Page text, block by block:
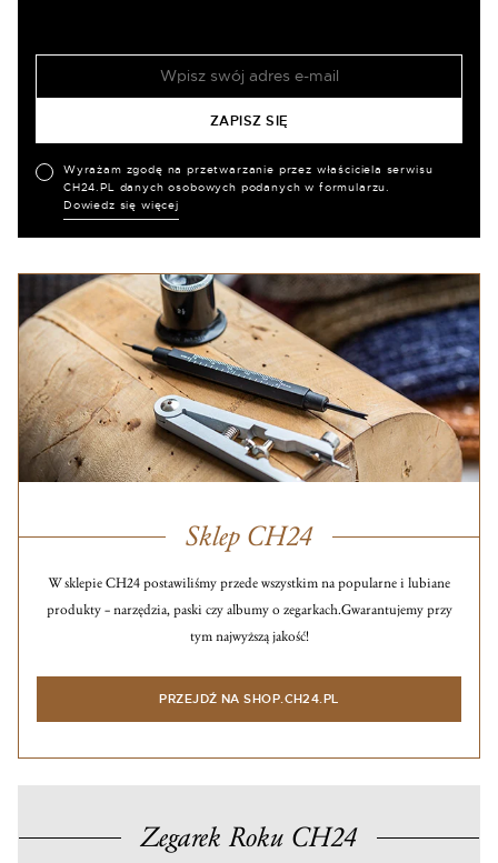
Wyrażam zgodę na przetwarzanie przez właściciela serwisu
CH24.PL danych osobowych podanych w formularzu.
Dowiedz się więcej
Sklep CH24
W sklepie CH24 postawiliśmy przede wszystkim na popularne i lubiane
produkty – narzędzia, paski czy albumy o zegarkach.Gwarantujemy przy
tym najwyższą jakość!
PRZEJDŹ NA SHOP.CH24.PL
Zegarek Roku CH24